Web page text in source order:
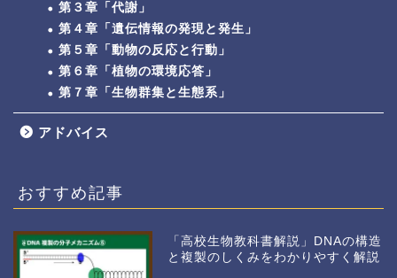
第３章「代謝」
第４章「遺伝情報の発現と発生」
第５章「動物の反応と行動」
第６章「植物の環境応答」
第７章「生物群集と生態系」
アドバイス
おすすめ記事
「高校生物教科書解説」DNAの構造
と複製のしくみをわかりやすく解説